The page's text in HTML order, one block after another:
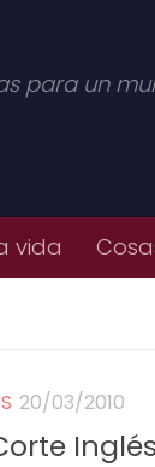
para un
vida
20/03/2010
Inglés